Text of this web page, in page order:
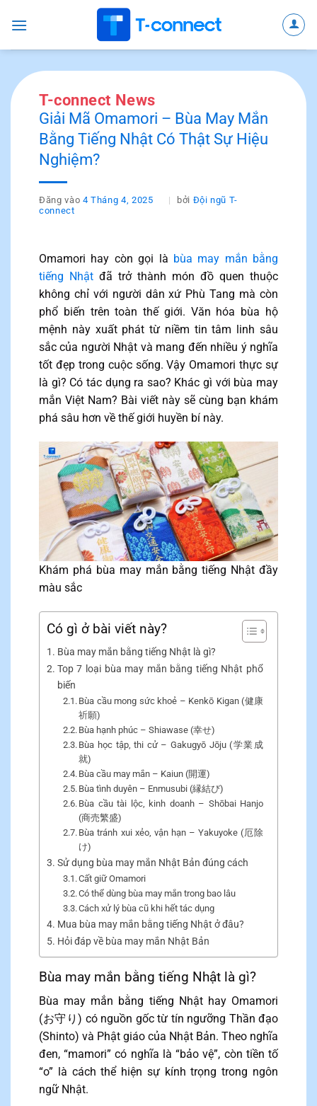
qua
T-connect News
Giải Mã Omamori – Bùa May Mắn
Bằng Tiếng Nhật Có Thật Sự Hiệu
Nghiệm?
Đăng vào 4 Tháng 4, 2025 bởi Đội ngũ T-
connect
Omamori hay còn gọi là bùa may mắn bằng
tiếng Nhật đã trở thành món đồ quen thuộc
không chỉ với người dân xứ Phù Tang mà còn
phổ biến trên toàn thế giới. Văn hóa bùa hộ
mệnh này xuất phát từ niềm tin tâm linh sâu
sắc của người Nhật và mang đến nhiều ý nghĩa
tốt đẹp trong cuộc sống. Vậy Omamori thực sự
là gì? Có tác dụng ra sao? Khác gì với bùa may
mắn Việt Nam? Bài viết này sẽ cùng bạn khám
phá sâu hơn về thế giới huyền bí này.
Khám phá bùa may mắn bằng tiếng Nhật đầy
màu sắc
Có gì ở bài viết này?
Bùa may mắn bằng tiếng Nhật là gì?
Top 7 loại bùa may mắn bằng tiếng Nhật phổ
biến
Bùa cầu mong sức khoẻ – Kenkō Kigan (健康
祈願)
Bùa hạnh phúc – Shiawase (幸せ)
Bùa học tập, thi cử – Gakugyō Jōju (学業成
就)
Bùa cầu may mắn – Kaiun (開運)
Bùa tình duyên – Enmusubi (縁結び)
Bùa cầu tài lộc, kinh doanh – Shōbai Hanjo
(商売繁盛)
Bùa tránh xui xẻo, vận hạn – Yakuyoke (厄除
け)
Sử dụng bùa may mắn Nhật Bản đúng cách
Cất giữ Omamori
Có thể dùng bùa may mắn trong bao lâu
Cách xử lý bùa cũ khi hết tác dụng
Mua bùa may mắn bằng tiếng Nhật ở đâu?
Hỏi đáp về bùa may mắn Nhật Bản
Bùa may mắn bằng tiếng Nhật là gì?
Bùa may mắn bằng tiếng Nhật hay Omamori
(お守り) có nguồn gốc từ tín ngưỡng Thần đạo
(Shinto) và Phật giáo của Nhật Bản. Theo nghĩa
đen, “mamori” có nghĩa là “bảo vệ”, còn tiền tố
“o” là cách thể hiện sự kính trọng trong ngôn
ngữ Nhật.